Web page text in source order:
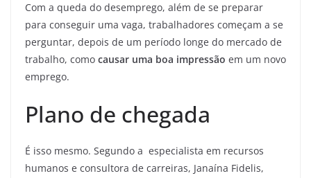
Com a queda do desemprego, além de se preparar
para conseguir uma vaga, trabalhadores começam a se
perguntar, depois de um período longe do mercado de
trabalho, como causar uma boa impressão em um novo
emprego.
Plano de chegada
É isso mesmo. Segundo a especialista em recursos
humanos e consultora de carreiras, Janaína Fidelis,